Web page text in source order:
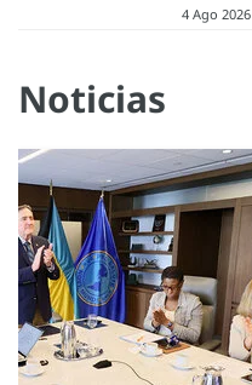
4 Ago 2026
Noticias